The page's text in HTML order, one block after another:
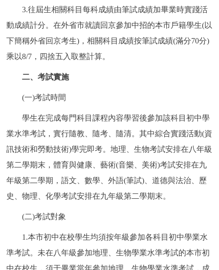
3.往屆生相關科目每科成績由筆試成績加畢業時實踐活
動成績計分。在外省市就讀回京參加中招的本市戶籍學生(以
下簡稱外省回京考生)，相關科目成績按筆試成績(滿分70分)
乘以8/7，四捨五入取整計算。
二、考試實施
(一)考試時間
學生在完成每門科目課程內容學習後參加該科目初中學
業水準考試，實行隨教、隨考、隨清。其中綜合實踐活動(資
訊技術和勞動技術)學完即考。地理、生物考試安排在八年級
第二學期末，體育與健康、藝術(音樂、美術)考試安排在九
年級第二學期，語文、數學、外語(筆試)、道德與法治、歷
史、物理、化學考試安排在九年級第二學期末。
(二)考試對象
1.本市初中在校學生均須按年級參加各科目初中學業水
準考試。未在八年級參加地理、生物學業水準考試的本市初
中在校生，須于畢業當年參加地理、生物學業水準考試，成